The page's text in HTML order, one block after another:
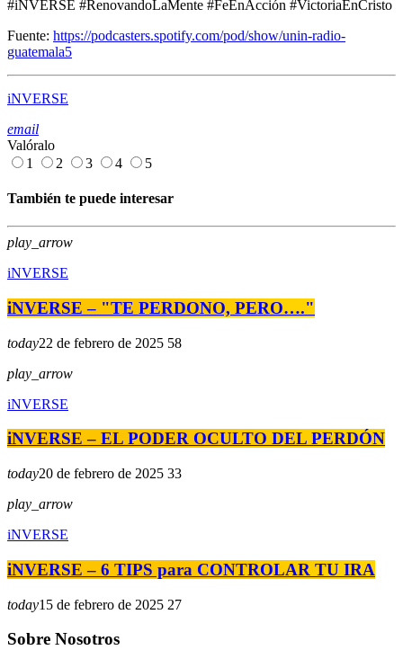
#iNVERSE #RenovandoLaMente #FeEnAcción #VictoriaEnCristo
Fuente: https://podcasters.spotify.com/pod/show/unin-radio-
guatemala5
iNVERSE
email
Valóralo
1
2 3 4 5
También te puede interesar
play_arrow
iNVERSE
iNVERSE – "TE PERDONO, PERO…."
today22 de febrero de 2025 58
play_arrow
iNVERSE
iNVERSE – EL PODER OCULTO DEL PERDÓN
today20 de febrero de 2025 33
play_arrow
iNVERSE
iNVERSE – 6 TIPS para CONTROLAR TU IRA
today15 de febrero de 2025 27
Sobre Nosotros